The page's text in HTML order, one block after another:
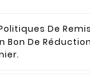
De
Bon De